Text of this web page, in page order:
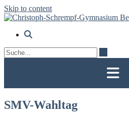
Skip to content
SMV-Wahltag